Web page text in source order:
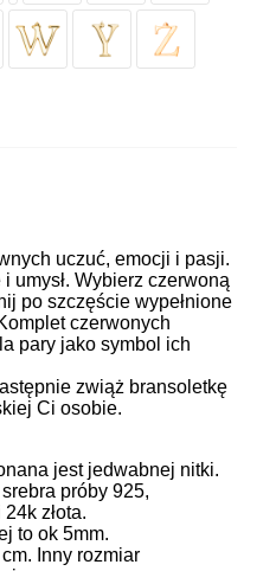
uczuć, emocji i pasji.
umysł. Wybierz czerwoną
po szczęście wypełnione
czerwonych
pary jako symbol ich
zwiąż bransoletkę
Ci osobie.
jest jedwabnej nitki.
próby 925,
złota.
to ok 5mm.
Inny rozmiar